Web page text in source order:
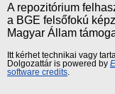
A repozitórium
a BGE felsőfokú
Magyar Állam
Itt kérhet technikai vagy
Dolgozattár is powered by
software credits